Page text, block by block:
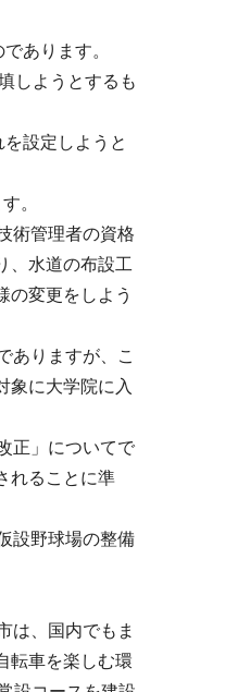
あります。
しようとするも
設定しようと
。
術管理者の資格
、水道の布設工
の変更をしよう
ありますが、こ
象に大学院に入
正」についてで
れることに準
設野球場の整備
は、国内でもま
転車を楽しむ環